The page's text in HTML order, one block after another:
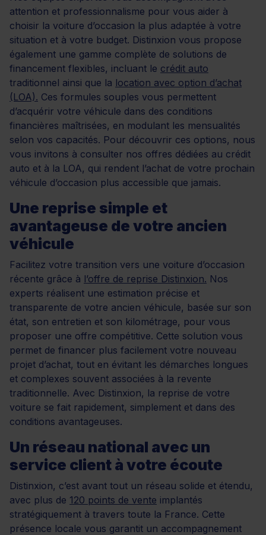
attention et professionnalisme pour vous aider à
choisir la voiture d’occasion la plus adaptée à votre
situation et à votre budget. Distinxion vous propose
également une gamme complète de solutions de
financement flexibles, incluant le crédit auto
traditionnel ainsi que la location avec option d’achat
(LOA). Ces formules souples vous permettent
d’acquérir votre véhicule dans des conditions
financières maîtrisées, en modulant les mensualités
selon vos capacités. Pour découvrir ces options, nous
vous invitons à consulter nos offres dédiées au crédit
auto et à la LOA, qui rendent l’achat de votre prochain
véhicule d’occasion plus accessible que jamais.
Une reprise simple et
avantageuse de votre ancien
véhicule
Facilitez votre transition vers une voiture d’occasion
récente grâce à l’offre de reprise Distinxion. Nos
experts réalisent une estimation précise et
transparente de votre ancien véhicule, basée sur son
état, son entretien et son kilométrage, pour vous
proposer une offre compétitive. Cette solution vous
permet de financer plus facilement votre nouveau
projet d’achat, tout en évitant les démarches longues
et complexes souvent associées à la revente
traditionnelle. Avec Distinxion, la reprise de votre
voiture se fait rapidement, simplement et dans des
conditions avantageuses.
Un réseau national avec un
service client à votre écoute
Distinxion, c’est avant tout un réseau solide et étendu,
avec plus de 120 points de vente implantés
stratégiquement à travers toute la France. Cette
présence locale vous garantit un accompagnement